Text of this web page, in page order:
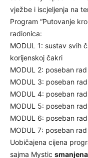
vježbe i iscjeljenja na
Program “Putovanje
radionica:
MODUL 1: sustav svih
korijenskoj čakri
MODUL 2: poseban
MODUL 3: poseban
MODUL 4: poseban
MODUL 5: poseban
MODUL 6: poseban
MODUL 7: poseban
Uobičajena cijena
sajma Mystic